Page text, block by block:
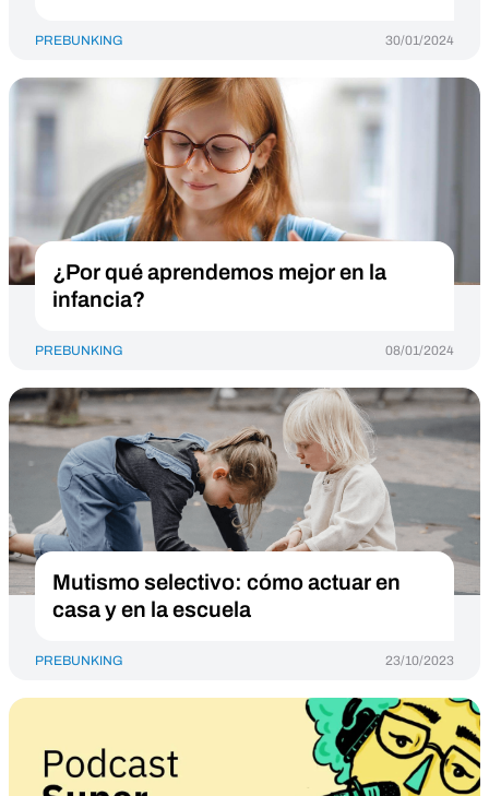
PREBUNKING 30/01/2024
¿Por qué aprendemos mejor en la
infancia?
PREBUNKING 08/01/2024
Mutismo selectivo: cómo actuar en
casa y en la escuela
PREBUNKING 23/10/2023